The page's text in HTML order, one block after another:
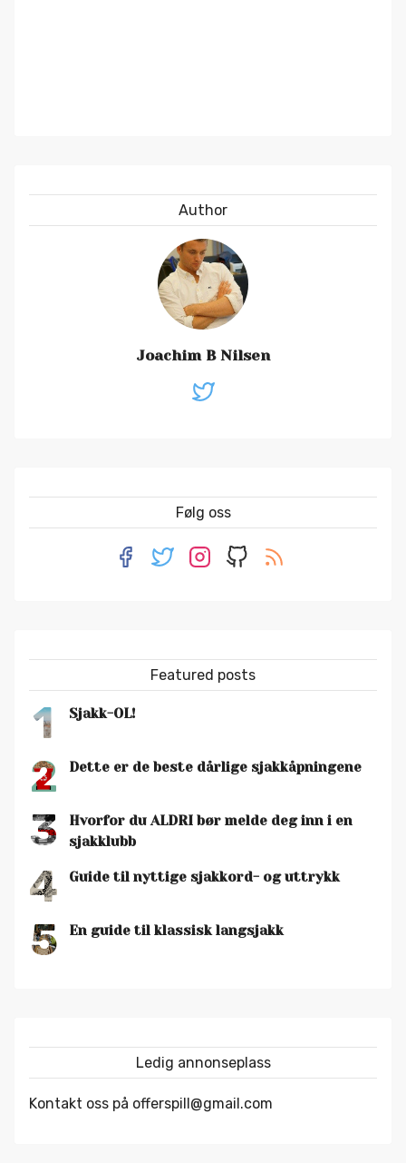
Author
Joachim B Nilsen
Følg oss
Featured posts
1 Sjakk-OL!
2 Dette er de beste dårlige sjakkåpningene
3
Hvorfor du ALDRI bør melde deg inn i en
sjakklubb
4 Guide til nyttige sjakkord- og uttrykk
5 En guide til klassisk langsjakk
Ledig annonseplass
Kontakt oss på offerspill@gmail.com